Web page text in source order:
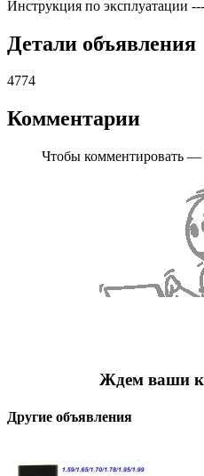
Инструкция по эксплуатации ---
Детали объявления
4774
Комментарии
Чтобы комментировать —
Ждем ваши
Другие объявления